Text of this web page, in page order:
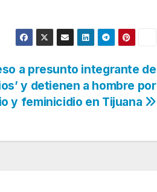
a presunto integrante de
y detienen a hombre por
y feminicidio en Tijuana